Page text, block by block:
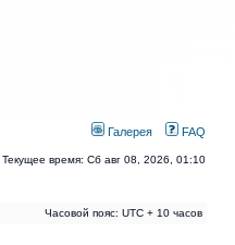
Галерея FAQ
Текущее время: Сб авг 08, 2026, 01:10
Часовой пояс: UTC + 10 часов